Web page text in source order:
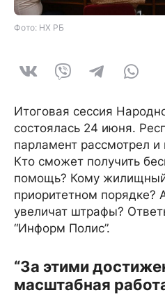
Фото: НХ РБ
Итоговая сессия
состоялась 24 июня.
парламент рассмотрел
Кто сможет получить
помощь? Кому жилищный
приоритетном порядке?
увеличат штрафы?
“Информ Полис”.
“За этими
масштабная